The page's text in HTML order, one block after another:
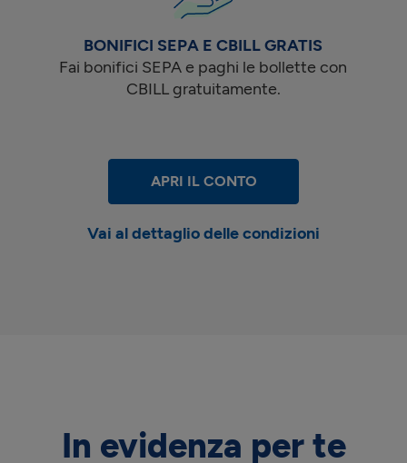
BONIFICI SEPA E CBILL GRATIS
Fai bonifici SEPA e paghi le bollette con
CBILL gratuitamente.
APRI IL CONTO
Vai al dettaglio delle condizioni
In evidenza per te